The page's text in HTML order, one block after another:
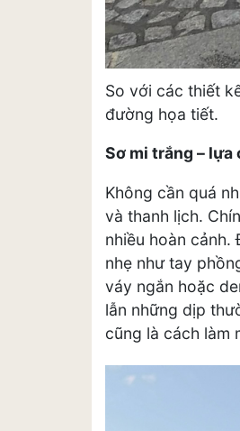
So với các thiết
đường họa tiết.
Sơ mi trắng –
Không cần quá
và thanh lịch.
nhiều hoàn
nhẹ như tay
váy ngắn hoặc
lẫn những dịp
cũng là cách làm